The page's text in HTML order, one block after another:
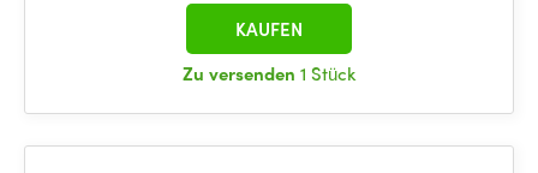
Zu versenden 1 Stück
KAUFEN